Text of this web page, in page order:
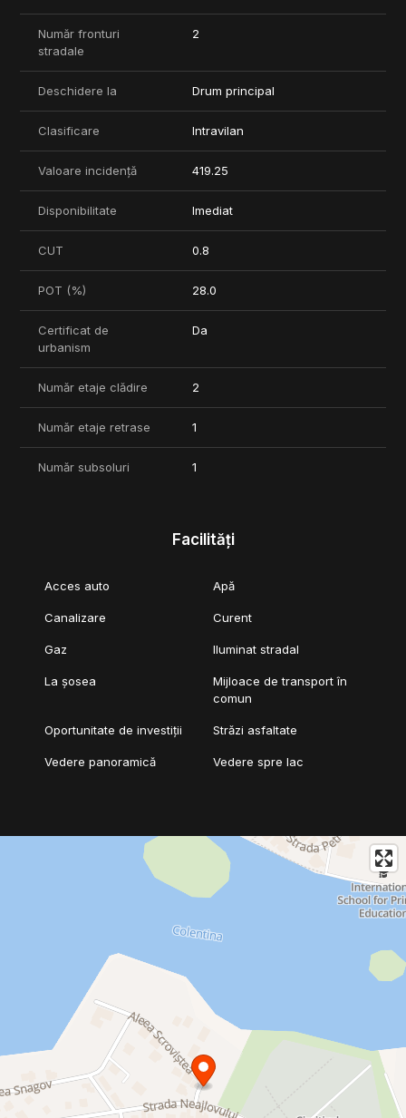
Pentru detalii sau programarea unei vizionari va stau la
dispozitie.
Număr fronturi
stradale
2
Deschidere la Drum principal
Clasificare Intravilan
Valoare incidență 419.25
Disponibilitate Imediat
CUT 0.8
POT (%) 28.0
Certificat de
urbanism
Da
Număr etaje clădire 2
Număr etaje retrase 1
Număr subsoluri 1
Facilități
Acces auto Apă
Canalizare Curent
Gaz Iluminat stradal
La șosea
Mijloace de transport în
comun
Oportunitate de investiții Străzi asfaltate
Vedere panoramică Vedere spre lac